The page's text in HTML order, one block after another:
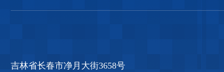
吉林省长春市净月大街3658号